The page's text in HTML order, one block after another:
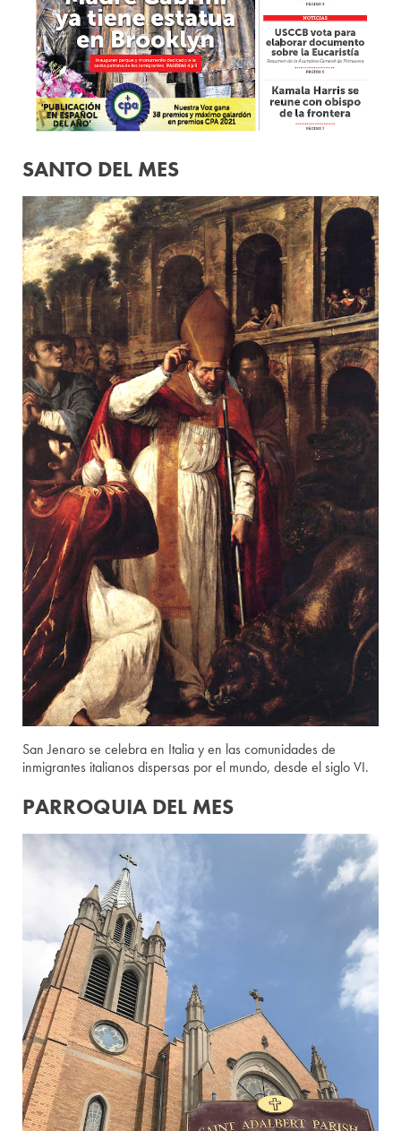
SANTO DEL MES
San Jenaro se celebra en Italia y en las comunidades de
inmigrantes italianos dispersas por el mundo, desde el siglo VI.
PARROQUIA DEL MES